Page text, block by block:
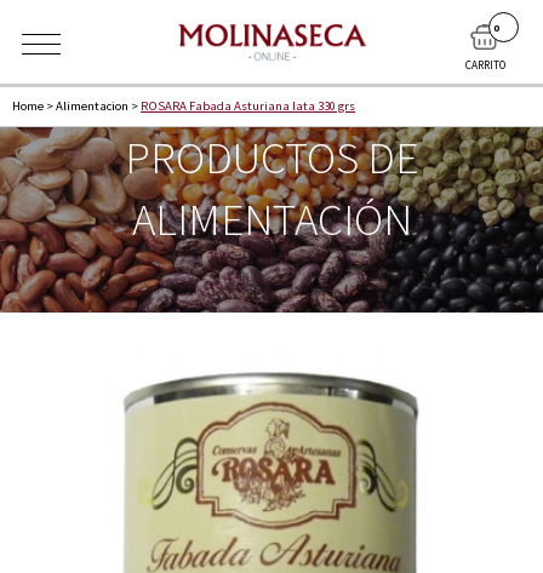
CARRITO
0
Home >Alimentacion > ROSARA Fabada Asturiana lata 330 grs
PRODUCTOS DE
ALIMENTACIÓN